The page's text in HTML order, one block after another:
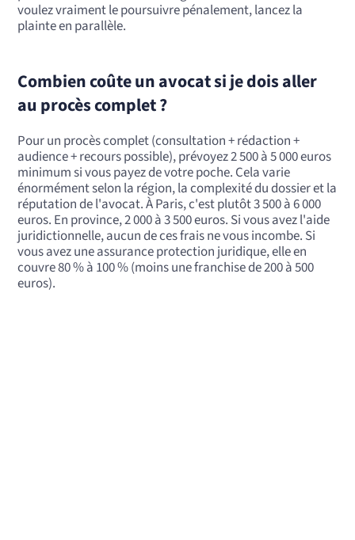
voulez vraiment le poursuivre pénalement, lancez la
plainte en parallèle.
Combien coûte un avocat si je dois aller
au procès complet ?
Pour un procès complet (consultation + rédaction +
audience + recours possible), prévoyez 2 500 à 5 000 euros
minimum si vous payez de votre poche. Cela varie
énormément selon la région, la complexité du dossier et la
réputation de l'avocat. À Paris, c'est plutôt 3 500 à 6 000
euros. En province, 2 000 à 3 500 euros. Si vous avez l'aide
juridictionnelle, aucun de ces frais ne vous incombe. Si
vous avez une assurance protection juridique, elle en
couvre 80 % à 100 % (moins une franchise de 200 à 500
euros).